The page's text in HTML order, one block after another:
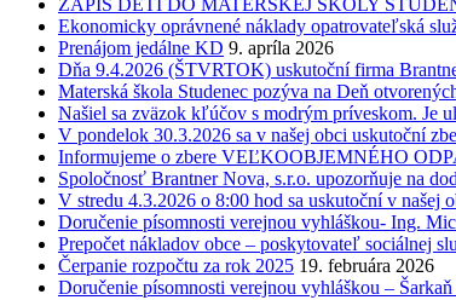
ZÁPIS DETÍ DO MATERSKEJ ŠKOLY
Ekonomicky oprávnené náklady opatrovateľská
Prenájom jedálne KD 9. apríla 2026
Dňa 9.4.2026 (ŠTVRTOK) uskutoční firma
Materská škola Studenec pozýva na Deň
Našiel sa zväzok kľúčov s modrým príveskom. Je
V pondelok 30.3.2026 sa v našej obci uskutoční
Informujeme o zbere VEĽKOOBJEMNÉHO
Spoločnosť Brantner Nova, s.r.o. upozorňuje na
V stredu 4.3.2026 o 8:00 hod sa uskutoční v
Doručenie písomnosti verejnou vyhláškou- Ing.
Prepočet nákladov obce – poskytovateľ sociálnej
Čerpanie rozpočtu za rok 2025 19. februára 2026
Doručenie písomnosti verejnou vyhláškou –